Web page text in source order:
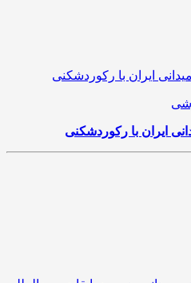
ایران با رکوردشکنی